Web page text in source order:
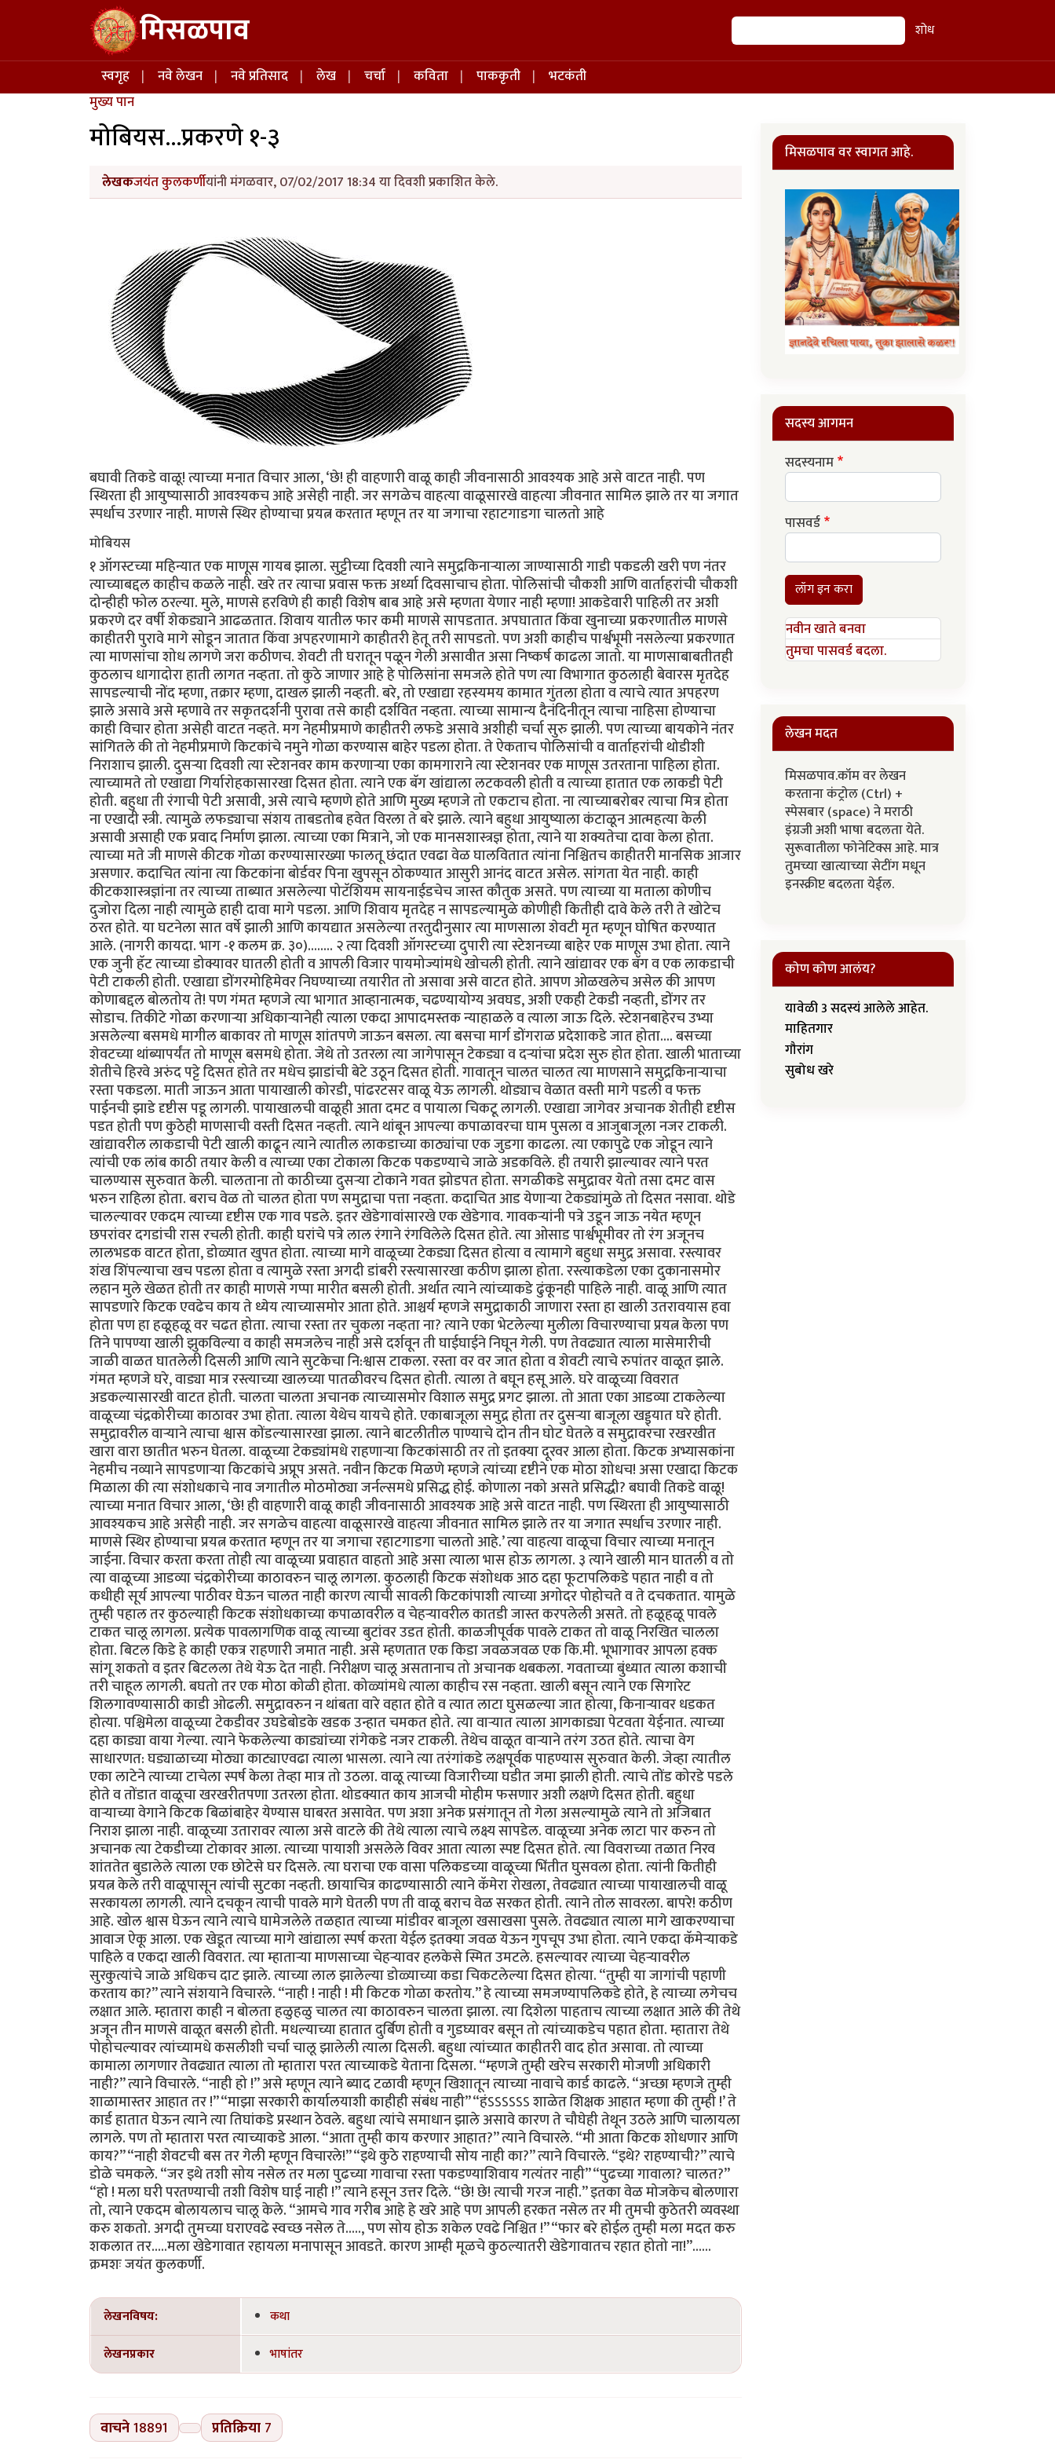
Skip to main content मिसळपाव शोध शोध
Main navigation
स्वगृह नवे लेखन नवे प्रतिसाद लेख चर्चा कविता पाककृती
भटकंती
मुख्य पान
मोबियस...प्रकरणे १-३
लेखकजयंत कुलकर्णीयांनी मंगळवार, 07/02/2017 18:34 या दिवशी प्रकाशित केले.
बघावी तिकडे वाळू! त्याच्या मनात विचार आला, ‘छे! ही वाहणारी वाळू काही जीवनासाठी आवश्यक आहे असे वाटत नाही. पण
स्थिरता ही आयुष्यासाठी आवश्यकच आहे असेही नाही. जर सगळेच वाहत्या वाळूसारखे वाहत्या जीवनात सामिल झाले तर या जगात
स्पर्धाच उरणार नाही. माणसे स्थिर होण्याचा प्रयत्न करतात म्हणून तर या जगाचा रहाटगाडगा चालतो आहे
मोबियस
१ ऑगस्टच्या महिन्यात एक माणूस गायब झाला. सुट्टीच्या दिवशी त्याने समुद्रकिनार्‍याला जाण्यासाठी गाडी पकडली खरी पण नंतर त्याच्याबद्दल काहीच कळले नाही. खरे तर त्याचा प्रवास फक्त अर्ध्या दिवसाचाच होता. पोलिसांची चौकशी आणि वार्ताहरांची चौकशी दोन्हीही फोल ठरल्या. मुले, माणसे हरविणे ही काही विशेष बाब आहे असे म्हणता येणार नाही म्हणा! आकडेवारी पाहिली तर अशी प्रकरणे दर वर्षी शेकड्याने आढळतात. शिवाय यातील फार कमी माणसे सापडतात. अपघातात किंवा खुनाच्या प्रकरणातील माणसे काहीतरी पुरावे मागे सोडून जातात किंवा अपहरणामागे काहीतरी हेतू तरी सापडतो. पण अशी काहीच पार्श्वभूमी नसलेल्या प्रकरणात त्या माणसांचा शोध लागणे जरा कठीणच. शेवटी ती घरातून पळून गेली असावीत असा निष्कर्ष काढला जातो. या माणसाबाबतीतही कुठलाच धागादोरा हाती लागत नव्हता. तो कुठे जाणार आहे हे पोलिसांना समजले होते पण त्या विभागात कुठलाही बेवारस मृतदेह सापडल्याची नोंद म्हणा, तक्रार म्हणा, दाखल झाली नव्हती. बरे, तो एखाद्या रहस्यमय कामात गुंतला होता व त्याचे त्यात अपहरण झाले असावे असे म्हणावे तर सकृतदर्शनी पुरावा तसे काही दर्शवित नव्हता. त्याच्या सामान्य दैनंदिनीतून त्याचा नाहिसा होण्याचा काही विचार होता असेही वाटत नव्हते. मग नेहमीप्रमाणे काहीतरी लफडे असावे अशीही चर्चा सुरु झाली. पण त्याच्या बायकोने नंतर सांगितले की तो नेहमीप्रमाणे किटकांचे नमुने गोळा करण्यास बाहेर पडला होता. ते ऐकताच पोलिसांची व वार्ताहरांची थोडीशी निराशाच झाली. दुसर्‍या दिवशी त्या स्टेशनवर काम करणार्‍या एका कामगाराने त्या स्टेशनवर एक माणूस उतरताना पाहिला होता. त्याच्यामते तो एखाद्या गिर्यारोहकासारखा दिसत होता. त्याने एक बॅग खांद्याला लटकवली होती व त्याच्या हातात एक लाकडी पेटी होती. बहुधा ती रंगाची पेटी असावी, असे त्याचे म्हणणे होते आणि मुख्य म्हणजे तो एकटाच होता. ना त्याच्याबरोबर त्याचा मित्र होता ना एखादी स्त्री. त्यामुळे लफड्याचा संशय ताबडतोब हवेत विरला ते बरे झाले. त्याने बहुधा आयुष्याला कंटाळून आत्महत्या केली असावी असाही एक प्रवाद निर्माण झाला. त्याच्या एका मित्राने, जो एक मानसशास्त्रज्ञ होता, त्याने या शक्यतेचा दावा केला होता. त्याच्या मते जी माणसे कीटक गोळा करण्यासारख्या फालतू छंदात एवढा वेळ घालवितात त्यांना निश्चितच काहीतरी मानसिक आजार असणार. कदाचित त्यांना त्या किटकांना बोर्डवर पिना खुपसून ठोकण्यात आसुरी आनंद वाटत असेल. सांगता येत नाही. काही कीटकशास्त्रज्ञांना तर त्याच्या ताब्यात असलेल्या पोटॅशियम सायनाईडचेच जास्त कौतुक असते. पण त्याच्या या मताला कोणीच दुजोरा दिला नाही त्यामुळे हाही दावा मागे पडला. आणि शिवाय मृतदेह न सापडल्यामुळे कोणीही कितीही दावे केले तरी ते खोटेच ठरत होते. या घटनेला सात वर्षे झाली आणि कायद्यात असलेल्या तरतुदीनुसार त्या माणसाला शेवटी मृत म्हणून घोषित करण्यात आले. (नागरी कायदा. भाग -१ कलम क्र. ३०)........ २ त्या दिवशी ऑगस्टच्या दुपारी त्या स्टेशनच्या बाहेर एक माणूस उभा होता. त्याने एक जुनी हॅट त्याच्या डोक्यावर घातली होती व आपली विजार पायमोज्यांमधे खोचली होती. त्याने खांद्यावर एक बॅग व एक लाकडाची पेटी टाकली होती. एखाद्या डोंगरमोहिमेवर निघण्याच्या तयारीत तो असावा असे वाटत होते. आपण ओळखलेच असेल की आपण कोणाबद्दल बोलतोय ते! पण गंमत म्हणजे त्या भागात आव्हानात्मक, चढण्यायोग्य अवघड, अशी एकही टेकडी नव्हती, डोंगर तर सोडाच. तिकीटे गोळा करणार्‍या अधिकार्‍यानेही त्याला एकदा आपादमस्तक न्याहाळले व त्याला जाऊ दिले. स्टेशनबाहेरच उभ्या असलेल्या बसमधे मागील बाकावर तो माणूस शांतपणे जाऊन बसला. त्या बसचा मार्ग डोंगराळ प्रदेशाकडे जात होता.... बसच्या शेवटच्या थांब्यापर्यंत तो माणूस बसमधे होता. जेथे तो उतरला त्या जागेपासून टेकड्या व दर्‍यांचा प्रदेश सुरु होत होता. खाली भाताच्या शेतीचे हिरवे अरुंद पट्टे दिसत होते तर मधेच झाडांची बेटे उठून दिसत होती. गावातून चालत चालत त्या माणसाने समुद्रकिनार्‍याचा रस्ता पकडला. माती जाऊन आता पायाखाली कोरडी, पांढरटसर वाळू येऊ लागली. थोड्याच वेळात वस्ती मागे पडली व फक्त पाईनची झाडे दृष्टीस पडू लागली. पायाखालची वाळूही आता दमट व पायाला चिकटू लागली. एखाद्या जागेवर अचानक शेतीही दृष्टीस पडत होती पण कुठेही माणसाची वस्ती दिसत नव्हती. त्याने थांबून आपल्या कपाळावरचा घाम पुसला व आजुबाजूला नजर टाकली. खांद्यावरील लाकडाची पेटी खाली काढून त्याने त्यातील लाकडाच्या काठ्यांचा एक जुडगा काढला. त्या एकापुढे एक जोडून त्याने त्यांची एक लांब काठी तयार केली व त्याच्या एका टोकाला किटक पकडण्याचे जाळे अडकविले. ही तयारी झाल्यावर त्याने परत चालण्यास सुरुवात केली. चालताना तो काठीच्या दुसर्‍या टोकाने गवत झोडपत होता. सगळीकडे समुद्रावर येतो तसा दमट वास भरुन राहिला होता. बराच वेळ तो चालत होता पण समुद्राचा पत्ता नव्हता. कदाचित आड येणार्‍या टेकड्यांमुळे तो दिसत नसावा. थोडे चालल्यावर एकदम त्याच्या दृष्टीस एक गाव पडले. इतर खेडेगावांसारखे एक खेडेगाव. गावकर्‍यांनी पत्रे उडून जाऊ नयेत म्हणून छपरांवर दगडांची रास रचली होती. काही घरांचे पत्रे लाल रंगाने रंगविलेले दिसत होते. त्या ओसाड पार्श्वभूमीवर तो रंग अजूनच लालभडक वाटत होता, डोळ्यात खुपत होता. त्याच्या मागे वाळूच्या टेकड्या दिसत होत्या व त्यामागे बहुधा समुद्र असावा. रस्त्यावर शंख शिंपल्याचा खच पडला होता व त्यामुळे रस्ता अगदी डांबरी रस्त्यासारखा कठीण झाला होता. रस्त्याकडेला एका दुकानासमोर लहान मुले खेळत होती तर काही माणसे गप्पा मारीत बसली होती. अर्थात त्याने त्यांच्याकडे ढुंकूनही पाहिले नाही. वाळू आणि त्यात सापडणारे किटक एवढेच काय ते ध्येय त्याच्यासमोर आता होते. आश्चर्य म्हणजे समुद्राकाठी जाणारा रस्ता हा खाली उतरावयास हवा होता पण हा हळूहळू वर चढत होता. त्याचा रस्ता तर चुकला नव्हता ना? त्याने एका भेटलेल्या मुलीला विचारण्याचा प्रयत्न केला पण तिने पापण्या खाली झुकविल्या व काही समजलेच नाही असे दर्शवून ती घाईघाईने निघून गेली. पण तेवढ्यात त्याला मासेमारीची जाळी वाळत घातलेली दिसली आणि त्याने सुटकेचा नि:श्वास टाकला. रस्ता वर वर जात होता व शेवटी त्याचे रुपांतर वाळूत झाले. गंमत म्हणजे घरे, वाड्या मात्र रस्त्याच्या खालच्या पातळीवरच दिसत होती. त्याला ते बघून हसू आले. घरे वाळूच्या विवरात अडकल्यासारखी वाटत होती. चालता चालता अचानक त्याच्यासमोर विशाल समुद्र प्रगट झाला. तो आता एका आडव्या टाकलेल्या वाळूच्या चंद्रकोरीच्या काठावर उभा होता. त्याला येथेच यायचे होते. एकाबाजूला समुद्र होता तर दुसर्‍या बाजूला खड्ड्यात घरे होती. समुद्रावरील वार्‍याने त्याचा श्वास कोंडल्यासारखा झाला. त्याने बाटलीतील पाण्याचे दोन तीन घोट घेतले व समुद्रावरचा रखरखीत खारा वारा छातीत भरुन घेतला. वाळूच्या टेकड्यांमधे राहणार्‍या किटकांसाठी तर तो इतक्या दूरवर आला होता. किटक अभ्यासकांना नेहमीच नव्याने सापडणार्‍या किटकांचे अप्रूप असते. नवीन किटक मिळणे म्हणजे त्यांच्या दृष्टीने एक मोठा शोधच! असा एखादा किटक मिळाला की त्या संशोधकाचे नाव जगातील मोठमोठ्या जर्नल्समधे प्रसिद्ध होई. कोणाला नको असते प्रसिद्धी? बघावी तिकडे वाळू! त्याच्या मनात विचार आला, ‘छे! ही वाहणारी वाळू काही जीवनासाठी आवश्यक आहे असे वाटत नाही. पण स्थिरता ही आयुष्यासाठी आवश्यकच आहे असेही नाही. जर सगळेच वाहत्या वाळूसारखे वाहत्या जीवनात सामिल झाले तर या जगात स्पर्धाच उरणार नाही. माणसे स्थिर होण्याचा प्रयत्न करतात म्हणून तर या जगाचा रहाटगाडगा चालतो आहे.’ त्या वाहत्या वाळूचा विचार त्याच्या मनातून जाईना. विचार करता करता तोही त्या वाळूच्या प्रवाहात वाहतो आहे असा त्याला भास होऊ लागला. ३ त्याने खाली मान घातली व तो त्या वाळूच्या आडव्या चंद्रकोरीच्या काठावरुन चालू लागला. कुठलाही किटक संशोधक आठ दहा फूटापलिकडे पहात नाही व तो कधीही सूर्य आपल्या पाठीवर घेऊन चालत नाही कारण त्याची सावली किटकांपाशी त्याच्या अगोदर पोहोचते व ते दचकतात. यामुळे तुम्ही पहाल तर कुठल्याही किटक संशोधकाच्या कपाळावरील व चेहर्‍यावरील कातडी जास्त करपलेली असते. तो हळूहळू पावले टाकत चालू लागला. प्रत्येक पावलागणिक वाळू त्याच्या बुटांवर उडत होती. काळजीपूर्वक पावले टाकत तो वाळू निरखित चालला होता. बिटल किडे हे काही एकत्र राहणारी जमात नाही. असे म्हणतात एक किडा जवळजवळ एक कि.मी. भूभागावर आपला हक्क सांगू शकतो व इतर बिटलला तेथे येऊ देत नाही. निरीक्षण चालू असतानाच तो अचानक थबकला. गवताच्या बुंध्यात त्याला कशाची तरी चाहूल लागली. बघतो तर एक मोठा कोळी होता. कोळ्यांमधे त्याला काहीच रस नव्हता. खाली बसून त्याने एक सिगारेट शिलगावण्यासाठी काडी ओढली. समुद्रावरुन न थांबता वारे वहात होते व त्यात लाटा घुसळल्या जात होत्या, किनार्‍यावर धडकत होत्या. पश्चिमेला वाळूच्या टेकडीवर उघडेबोडके खडक उन्हात चमकत होते. त्या वार्‍यात त्याला आगकाड्या पेटवता येईनात. त्याच्या दहा काड्या वाया गेल्या. त्याने फेकलेल्या काड्यांच्या रांगेकडे नजर टाकली. तेथेच वाळूत वार्‍याने तरंग उठत होते. त्याचा वेग साधारणत: घड्याळाच्या मोठ्या काट्याएवढा त्याला भासला. त्याने त्या तरंगांकडे लक्षपूर्वक पाहण्यास सुरुवात केली. जेव्हा त्यातील एका लाटेने त्याच्या टाचेला स्पर्ष केला तेव्हा मात्र तो उठला. वाळू त्याच्या विजारीच्या घडीत जमा झाली होती. त्याचे तोंड कोरडे पडले होते व तोंडात वाळूचा खरखरीतपणा उतरला होता. थोडक्यात काय आजची मोहीम फसणार अशी लक्षणे दिसत होती. बहुधा वार्‍याच्या वेगाने किटक बिळांबाहेर येण्यास घाबरत असावेत. पण अशा अनेक प्रसंगातून तो गेला असल्यामुळे त्याने तो अजिबात निराश झाला नाही. वाळूच्या उतारावर त्याला असे वाटले की तेथे त्याला त्याचे लक्ष्य सापडेल. वाळूच्या अनेक लाटा पार करुन तो अचानक त्या टेकडीच्या टोकावर आला. त्याच्या पायाशी असलेले विवर आता त्याला स्पष्ट दिसत होते. त्या विवराच्या तळात निरव शांततेत बुडालेले त्याला एक छोटेसे घर दिसले. त्या घराचा एक वासा पलिकडच्या वाळूच्या भिंतीत घुसवला होता. त्यांनी कितीही प्रयत्न केले तरी वाळूपासून त्यांची सुटका नव्हती. छायाचित्र काढण्यासाठी त्याने कॅमेरा रोखला, तेवढ्यात त्याच्या पायाखालची वाळू सरकायला लागली. त्याने दचकून त्याची पावले मागे घेतली पण ती वाळू बराच वेळ सरकत होती. त्याने तोल सावरला. बापरे! कठीण आहे. खोल श्वास घेऊन त्याने त्याचे घामेजलेले तळहात त्याच्या मांडीवर बाजूला खसाखसा पुसले. तेवढ्यात त्याला मागे खाकरण्याचा आवाज ऐकू आला. एक खेडूत त्याच्या मागे खांद्याला स्पर्ष करता येईल इतक्या जवळ येऊन गुपचूप उभा होता. त्याने एकदा कॅमेर्‍याकडे पाहिले व एकदा खाली विवरात. त्या म्हातार्‍या माणसाच्या चेहर्‍यावर हलकेसे स्मित उमटले. हसल्यावर त्याच्या चेहर्‍यावरील सुरकुत्यांचे जाळे अधिकच दाट झाले. त्याच्या लाल झालेल्या डोळ्याच्या कडा चिकटलेल्या दिसत होत्या. “तुम्ही या जागांची पहाणी करताय का?” त्याने संशयाने विचारले. “नाही ! नाही ! मी किटक गोळा करतोय.” हे त्याच्या समजण्यापलिकडे होते, हे त्याच्या लगेचच लक्षात आले. म्हातारा काही न बोलता हळुहळु चालत त्या काठावरुन चालता झाला. त्या दिशेला पाहताच त्याच्या लक्षात आले की तेथे अजून तीन माणसे वाळूत बसली होती. मधल्याच्या हातात दुर्बिण होती व गुडघ्यावर बसून तो त्यांच्याकडेच पहात होता. म्हातारा तेथे पोहोचल्यावर त्यांच्यामधे कसलीशी चर्चा चालू झालेली त्याला दिसली. बहुधा त्यांच्यात काहीतरी वाद होत असावा. तो त्याच्या कामाला लागणार तेवढ्यात त्याला तो म्हातारा परत त्याच्याकडे येताना दिसला. “म्हणजे तुम्ही खरेच सरकारी मोजणी अधिकारी नाही?” त्याने विचारले. “नाही हो !” असे म्हणून त्याने ब्याद टळावी म्हणून खिशातून त्याच्या नावाचे कार्ड काढले. “अच्छा म्हणजे तुम्ही शाळामास्तर आहात तर !” “माझा सरकारी कार्यालयाशी काहीही संबंध नाही” “हंऽऽऽऽऽऽ शाळेत शिक्षक आहात म्हण
लेखनविषय:
कथा
लेखनप्रकार
भाषांतर
वाचने18891 प्रतिक्रिया 7
मिसळपाव वर स्वागत आहे.
सदस्य आगमन
सदस्यनाम
पासवर्ड
लॉग इन करा
नवीन खाते बनवा
तुमचा पासवर्ड बदला.
लेखन मदत
मिसळपाव.कॉम वर लेखन
करताना कंट्रोल (Ctrl) +
स्पेसबार (space) ने मराठी
इंग्रजी अशी भाषा बदलता येते.
सुरूवातीला फोनेटिक्स आहे. मात्र
तुमच्या खात्याच्या सेटींग मधून
इनस्क्रीप्ट बदलता येईल.
कोण कोण आलंय?
यावेळी 3 सदस्यं आलेले आहेत.
माहितगार
गौरांग
सुबोध खरे